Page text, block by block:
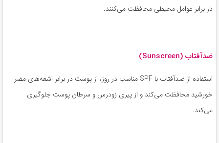
در برابر عوامل محیطی محافظت می‌کنند.
ضدآفتاب (Sunscreen)
استفاده از ضدآفتاب با SPF مناسب در روز، از پوست در برابر اشعه‌های مضر
خورشید محافظت می‌کند و از پیری زودرس و سرطان پوست جلوگیری
می‌کند.